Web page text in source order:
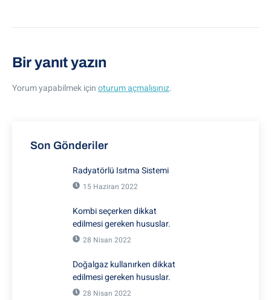
Bir yanıt yazın
Yorum yapabilmek içinoturum açmalısınız.
Son Gönderiler
Radyatörlü Isıtma Sistemi
15 Haziran 2022
Kombi seçerken dikkat
edilmesi gereken hususlar.
28 Nisan 2022
Doğalgaz kullanırken dikkat
edilmesi gereken hususlar.
28 Nisan 2022